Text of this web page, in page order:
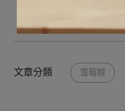
文章分類 雪莓娘